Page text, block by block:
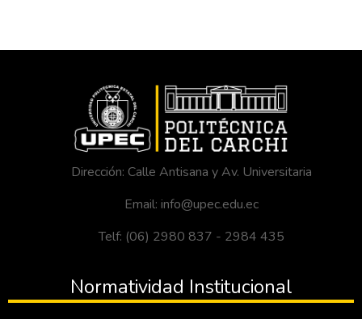
Dirección: Calle Antisana y Av. Universitaria
Email: info@upec.edu.ec
Telf: (06) 2980 837 - 2984 435
Normatividad Institucional